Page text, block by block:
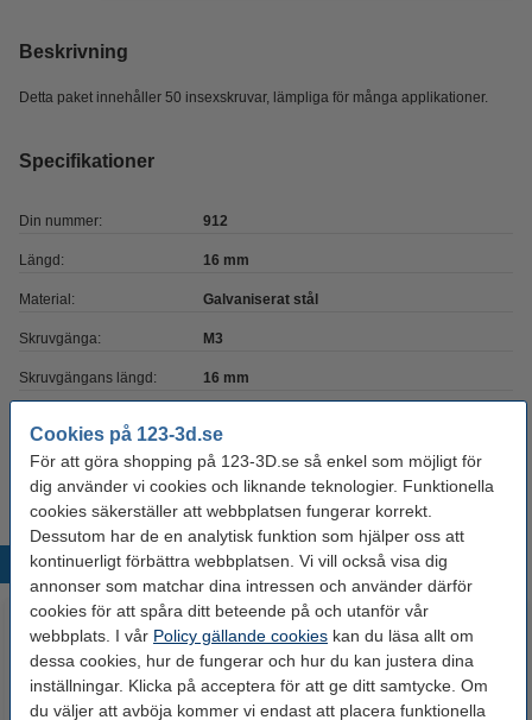
Cookies på 123-3d.se
För att göra shopping på 123-3D.se så enkel som möjligt för
dig använder vi cookies och liknande teknologier. Funktionella
cookies säkerställer att webbplatsen fungerar korrekt.
Dessutom har de en analytisk funktion som hjälper oss att
kontinuerligt förbättra webbplatsen. Vi vill också visa dig
annonser som matchar dina intressen och använder därför
cookies för att spåra ditt beteende på och utanför vår
webbplats. I vår Policy gällande cookies kan du läsa allt om
dessa cookies, hur de fungerar och hur du kan justera dina
inställningar. Klicka på acceptera för att ge ditt samtycke. Om
du väljer att avböja kommer vi endast att placera funktionella
Beskrivning
Detta paket innehåller 50 insexskruvar, lämpliga för många applikationer.
Specifikationer
Din nummer: 912
Längd: 16 mm
Material: Galvaniserat stål
Skruvgänga: M3
Skruvgängans längd: 16 mm
Produktkod: DBM00044
Populära produkter